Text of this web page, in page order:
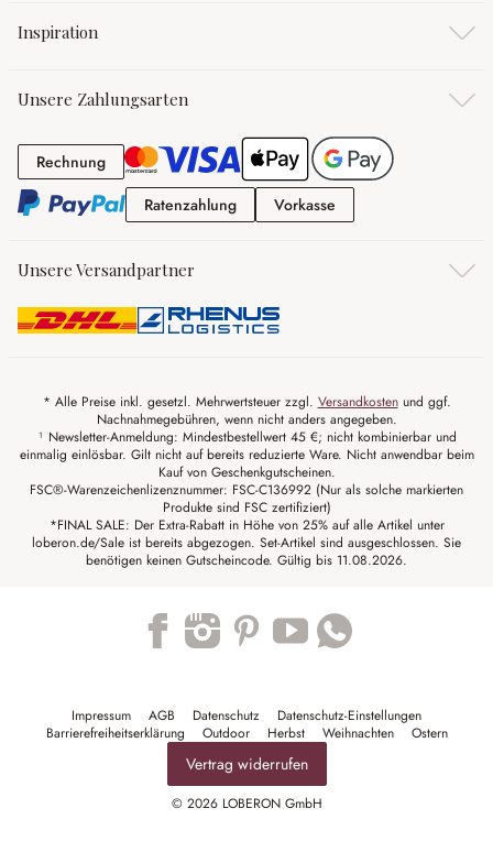
Inspiration
Unsere Zahlungsarten
RechnungRechnung
RatenzahlungRatenzahlung
Vorkasse
Unsere Versandpartner
* Alle Preise inkl. gesetzl. Mehrwertsteuer zzgl. Versandkostenund ggf.
Nachnahmegebühren, wenn nicht anders angegeben.
¹ Newsletter-Anmeldung: Mindestbestellwert 45 €; nicht kombinierbar und
einmalig einlösbar. Gilt nicht auf bereits reduzierte Ware. Nicht anwendbar beim
Kauf von Geschenkgutscheinen.
FSC®-Warenzeichenlizenznummer: FSC-C136992 (Nur als solche markierten
Produkte sind FSC zertifiziert)
*FINAL SALE: Der Extra-Rabatt in Höhe von 25% auf alle Artikel unter
loberon.de/Sale ist bereits abgezogen. Set-Artikel sind ausgeschlossen. Sie
benötigen keinen Gutscheincode. Gültig bis 11.08.2026.
Impressum AGB Datenschutz
Datenschutz-Einstellungen
Barrierefreiheitserklärung
Outdoor Herbst Weihnachten Ostern
Vertrag widerrufen
© 2026 LOBERON GmbH